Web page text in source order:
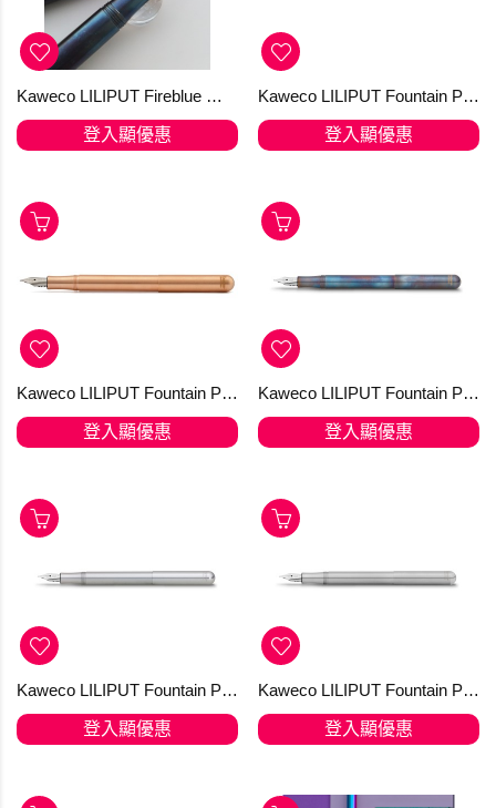
Kaweco LILIPUT Fireblue 火燒藍鋼筆 -火燒幻彩鋼尖 (訂購)
登入顯優惠
Kaweco LILIPUT Fountain Pen Black
登入顯優惠
Kaweco LILIPUT Fountain Pen Copper 【快閃優惠】
登入顯優惠
Kaweco LILIPUT Fountain Pen Fireblue
登入顯優惠
Kaweco LILIPUT Fountain Pen Silver
登入顯優惠
Kaweco LILIPUT Fountain Pen Stainless Steel
登入顯優惠